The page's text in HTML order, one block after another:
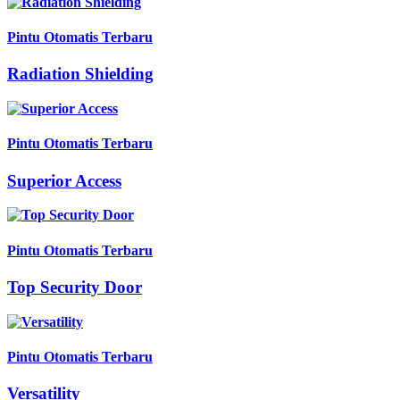
Pintu Otomatis Terbaru
Radiation Shielding
Pintu Otomatis Terbaru
Superior Access
Pintu Otomatis Terbaru
Top Security Door
Pintu Otomatis Terbaru
Versatility